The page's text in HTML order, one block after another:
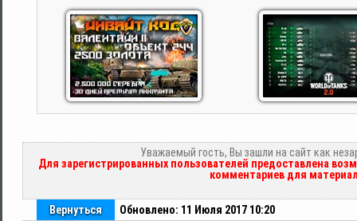
Уважаемый гость, Вы зашли на сайт как
Для зарегистрированных пользователей предоставлена
комментариев для
Вернуться Обновлено: 11 Июля 2017 10:20